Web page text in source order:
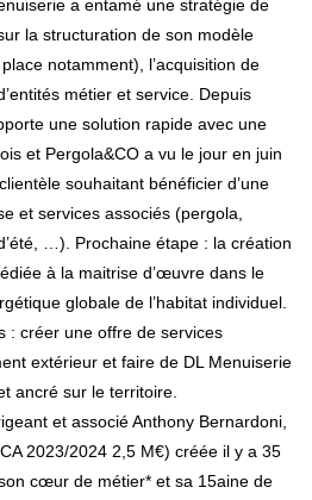
a entamé une stratégie de
la structuration de son modèle
notamment), l’acquisition de
métier et service. Depuis
une solution rapide avec une
et Pergola&CO a vu le jour en juin
souhaitant bénéficier d’une
et services associés (pergola,
…). Prochaine étape : la création
à la maitrise d’œuvre dans le
globale de l’habitat individuel.
: créer une offre de services
extérieur et faire de DL Menuiserie
ancré sur le territoire.
et associé Anthony Bernardoni,
2023/2024 2,5 M€) créée il y a 35
cœur de métier* et sa 15aine de